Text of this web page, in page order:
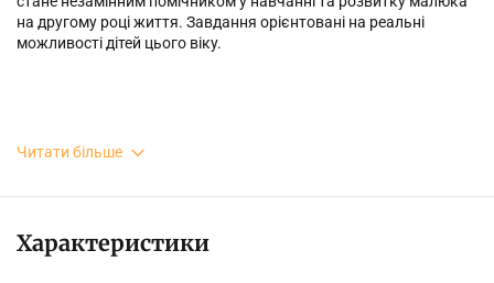
на другому році життя. Завдання орієнтовані на реальні
можливості дітей цього віку.
дитини;
- навчить малюка малювати долоньками та пальчиками, що
сприятиме розвитку дрібної моторики.
Читати більше
Характеристики